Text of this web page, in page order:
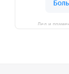
Лед и